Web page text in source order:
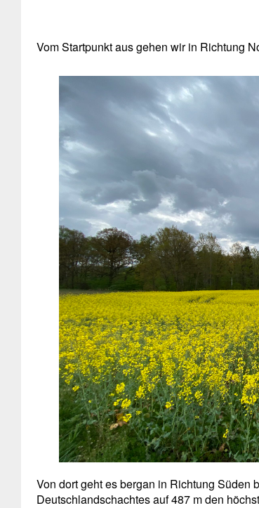
Vom Startpunkt aus gehen wir in Richtung
Von dort geht es bergan in Richtung Süden
Deutschlandschachtes auf 487 m den